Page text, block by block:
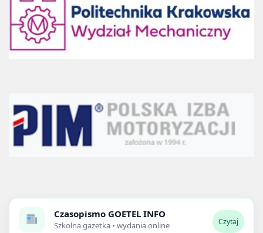
Czasopismo GOETEL INFO
Szkolna gazetka • wydania online Czytaj